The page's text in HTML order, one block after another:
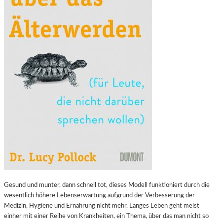
Gesund und munter, dann schnell tot, dieses Modell funktioniert durch die
wesentlich höhere Lebenserwartung aufgrund der Verbesserung der
Medizin, Hygiene und Ernährung nicht mehr. Langes Leben geht meist
einher mit einer Reihe von Krankheiten, ein Thema, über das man nicht so